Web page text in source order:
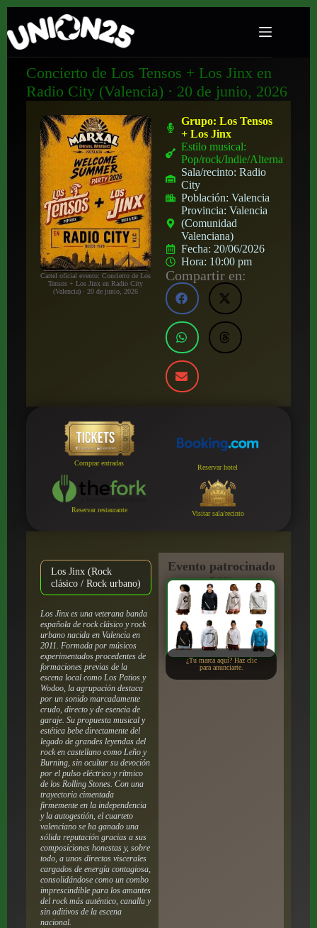
Concierto de Los Tensos + Los Jinx en
Radio City (Valencia) · 20 de junio, 2026
Cartel oficial evento: Concierto de Los
Tensos + Los Jinx en Radio City
(Valencia) · 20 de junio, 2026
Grupo:Los Tensos
+ Los Jinx
Estilo musical:
Pop/rock/Indie/Alternativo
Sala/recinto:Radio
City
Población:Valencia
Provincia:Valencia
(Comunidad
Valenciana)
Fecha: 20/06/2026
Hora: 10:00 pm
Compartir en:
Comprar entradas
Reservar hotel
Reservar restaurante Visitar sala/recinto
Los Jinx (Rock
clásico / Rock urbano)
Los Jinx es una veterana banda
española de rock clásico y rock
urbano nacida en Valencia en
2011. Formada por músicos
experimentados procedentes de
formaciones previas de la
escena local como Los Patios y
Wodoo, la agrupación destaca
por un sonido marcadamente
crudo, directo y de esencia de
garaje. Su propuesta musical y
estética bebe directamente del
legado de grandes leyendas del
rock en castellano como Leño y
Burning, sin ocultar su devoción
por el pulso eléctrico y rítmico
de los Rolling Stones. Con una
trayectoria cimentada
firmemente en la independencia
y la autogestión, el cuarteto
valenciano se ha ganado una
sólida reputación gracias a sus
composiciones honestas y, sobre
todo, a unos directos viscerales
cargados de energía contagiosa,
consolidándose como un combo
imprescindible para los amantes
del rock más auténtico, canalla y
sin aditivos de la escena
nacional.
Evento patrocinado
por:
¿Tu marca aquí? Haz clic
para anunciarte.